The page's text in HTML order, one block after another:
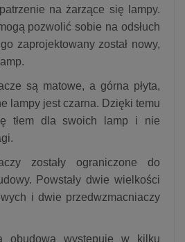
na żarzące się lampy.
pozwolić sobie na odsłuch
zaprojektowany został nowy,
są matowe, a górna płyta,
lampy jest czarna. Dzięki temu
tłem dla swoich lamp i nie
zostały ograniczone do
Powstały dwie wielkości
i dwie przedwzmacniaczy
obudowa występuje w kilku